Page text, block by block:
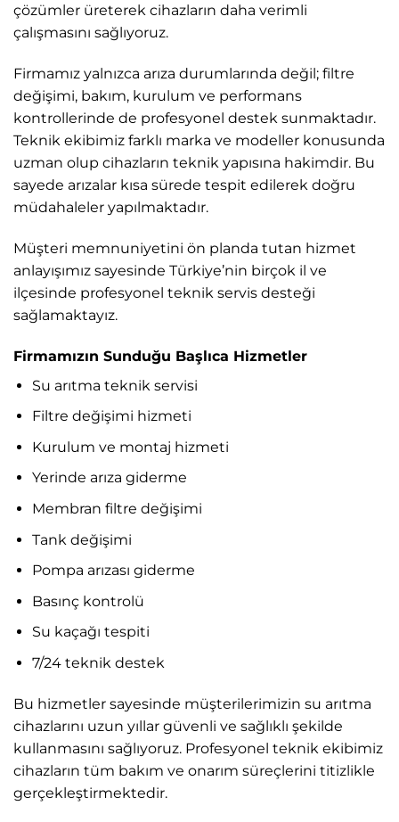
çözümler üreterek cihazların daha verimli
çalışmasını sağlıyoruz.
Firmamız yalnızca arıza durumlarında değil; filtre
değişimi, bakım, kurulum ve performans
kontrollerinde de profesyonel destek sunmaktadır.
Teknik ekibimiz farklı marka ve modeller konusunda
uzman olup cihazların teknik yapısına hakimdir. Bu
sayede arızalar kısa sürede tespit edilerek doğru
müdahaleler yapılmaktadır.
Müşteri memnuniyetini ön planda tutan hizmet
anlayışımız sayesinde Türkiye’nin birçok il ve
ilçesinde profesyonel teknik servis desteği
sağlamaktayız.
Firmamızın Sunduğu Başlıca Hizmetler
Su arıtma teknik servisi
Filtre değişimi hizmeti
Kurulum ve montaj hizmeti
Yerinde arıza giderme
Membran filtre değişimi
Tank değişimi
Pompa arızası giderme
Basınç kontrolü
Su kaçağı tespiti
7/24 teknik destek
Bu hizmetler sayesinde müşterilerimizin su arıtma
cihazlarını uzun yıllar güvenli ve sağlıklı şekilde
kullanmasını sağlıyoruz. Profesyonel teknik ekibimiz
cihazların tüm bakım ve onarım süreçlerini titizlikle
gerçekleştirmektedir.